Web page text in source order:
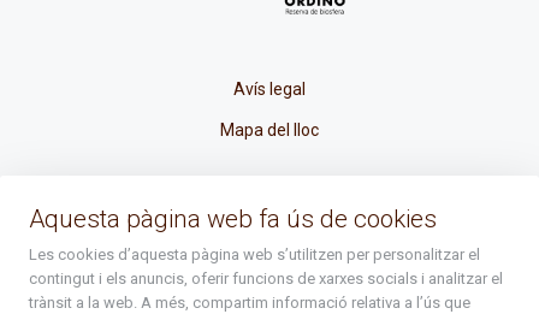
Avís legal
Mapa del lloc
atenciociutadana@ordino.ad
+376 878 100
Aquesta pàgina web fa ús de cookies
Les cookies d’aquesta pàgina web s’utilitzen per personalitzar el
contingut i els anuncis, oferir funcions de xarxes socials i analitzar el
trànsit a la web. A més, compartim informació relativa a l’ús que